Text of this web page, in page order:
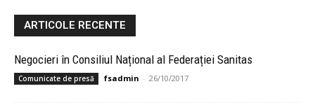
ARTICOLE RECENTE
Negocieri în Consiliul Național al Federației Sanitas
Comunicate de presă fsadmin - 26/10/2017